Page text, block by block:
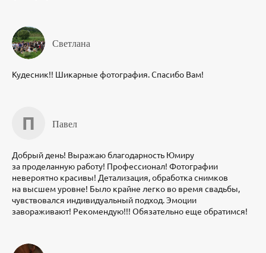
Светлана
Кудесник!! Шикарные фотография. Спасибо Вам!
П Павел
Добрый день! Выражаю благодарность Юмиру
за проделанную работу! Профессионал! Фотографии
невероятно красивы! Детализация, обработка снимков
на высшем уровне! Было крайне легко во время свадьбы,
чувствовался индивидуальный подход. Эмоции
завораживают! Рекомендую!!! Обязательно еще обратимся!